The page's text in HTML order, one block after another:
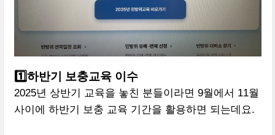
1️⃣하반기 보충교육 이수
2025년 상반기 교육을 놓친 분들이라면 9월에서 11월
사이에 하반기 보충 교육 기간을 활용하면 되는데요.